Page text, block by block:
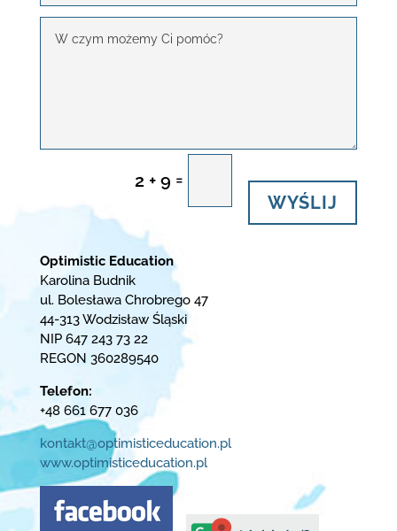
2 + 9 = WYŚLIJ
Optimistic Education
Karolina Budnik
ul. Bolesława Chrobrego 47
44-313 Wodzisław Śląski
NIP 647 243 73 22
REGON 360289540
Telefon:
+48 661 677 036
kontakt@optimisticeducation.pl
www.optimisticeducation.pl